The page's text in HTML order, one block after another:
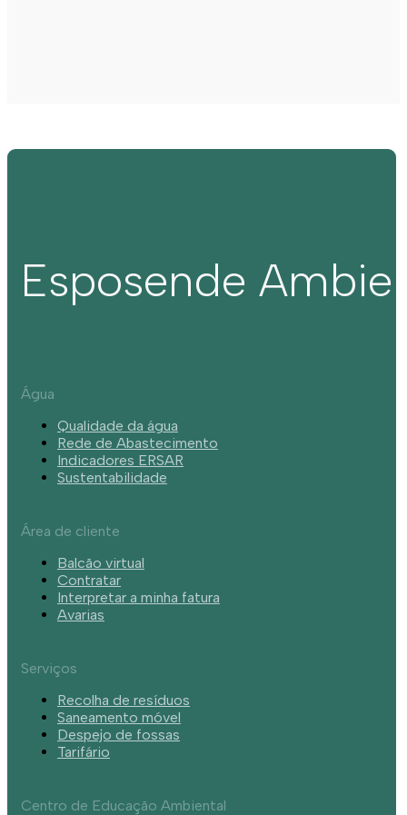
Esposende
Água
Qualidade da água
Rede de Abastecimento
Indicadores ERSAR
Sustentabilidade
Área de cliente
Balcão virtual
Contratar
Interpretar a minha fatura
Avarias
Serviços
Recolha de resíduos
Saneamento móvel
Despejo de fossas
Tarifário
Centro de Educação Ambiental